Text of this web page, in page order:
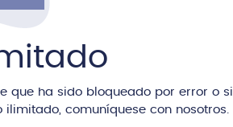
que ha sido bloqueado por error o si
comuníquese con nosotros.